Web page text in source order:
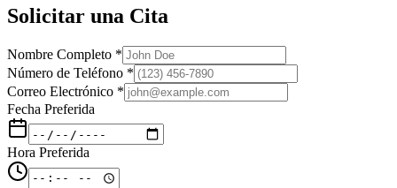
Solicitar una Cita
Nombre Completo *
Número de Teléfono *
Correo Electrónico *
Fecha Preferida
Hora Preferida